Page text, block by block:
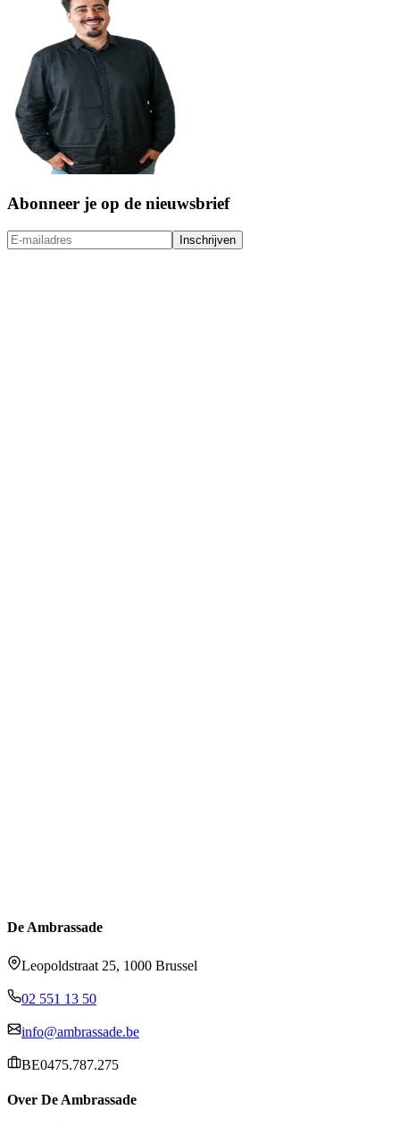
Abonneer je op de nieuwsbrief
Inschrijven
De Ambrassade
Leopoldstraat 25, 1000 Brussel
02 551 13 50
info@ambrassade.be
BE0475.787.275
Over De Ambrassade